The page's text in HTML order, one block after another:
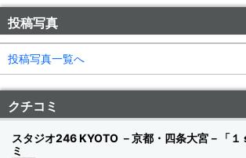
投稿写真
投稿写真一覧へ
クチコミ
スタジオ246 KYOTO －京都・四条大宮－「
ミ